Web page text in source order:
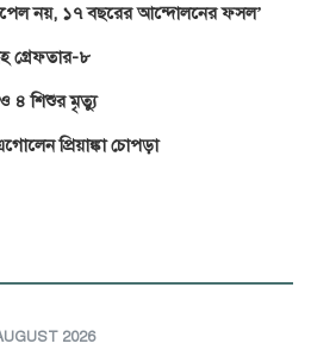
নয়, ১৭ বছরের আন্দোলনের ফসল’
গ্রেফতার-৮
৪ শিশুর মৃত্যু
প্রিয়াঙ্কা চোপড়া
2026